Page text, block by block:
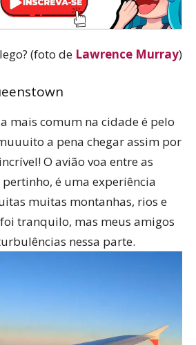
(foto de Lawrence Murray)
mais comum na cidade é pelo
a pena chegar assim por
O avião voa entre as
é uma experiência
muitas montanhas, rios e
tranquilo, mas meus amigos
nessa parte.